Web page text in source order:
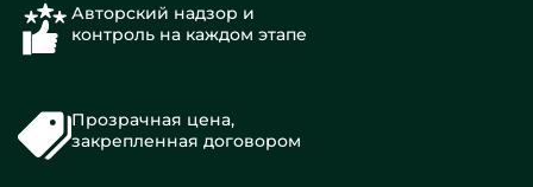
Авторский надзор и
контроль на каждом этапе
Прозрачная цена,
закрепленная договором